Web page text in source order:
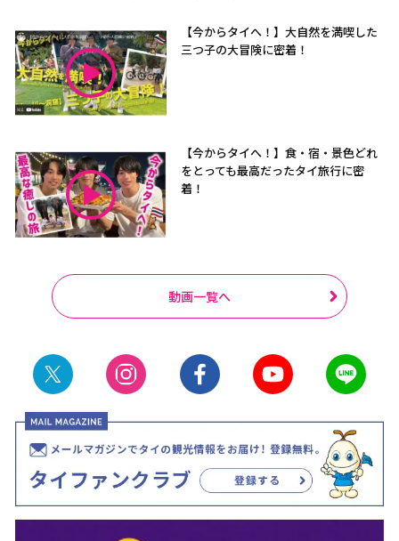
【今からタイへ！】大自然を満喫した
三つ子の大冒険に密着！
【今からタイへ！】食・宿・景色どれ
をとっても最高だったタイ旅行に密
着！
動画一覧へ